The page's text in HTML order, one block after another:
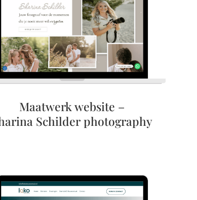
Maatwerk website –
Schilder photography